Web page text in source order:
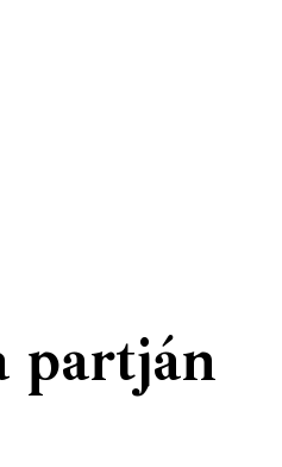
partján